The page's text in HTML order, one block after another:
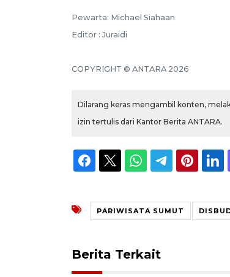
Pewarta: Michael Siahaan
Editor : Juraidi
COPYRIGHT © ANTARA 2026
Dilarang keras mengambil konten,
izin tertulis dari Kantor Berita ANTARA.
PARIWISATA SUMUT
Berita Terkait